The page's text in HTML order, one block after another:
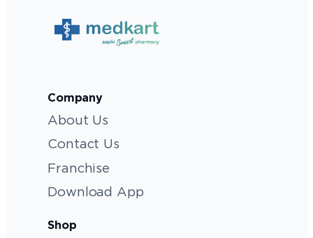
Company
About Us
Contact Us
Franchise
Download App
Shop